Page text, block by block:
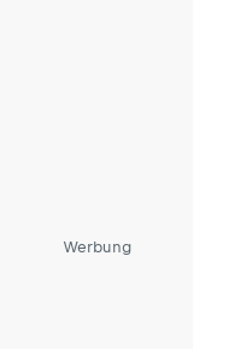
Werbung